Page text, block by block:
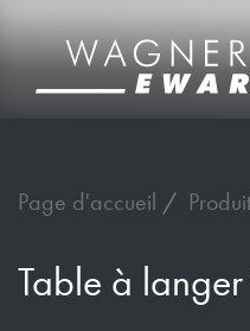
Page d'accueil
Table à